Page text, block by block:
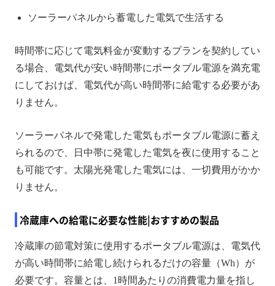
ソーラーパネルから蓄電した電気で生活する
時間帯に応じて電気料金が変動するプランを契約してい
る場合、電気代が安い時間帯にポータブル電源を満充電
にしておけば、電気代が高い時間帯に給電する必要があ
りません。
ソーラーパネルで発電した電気もポータブル電源に蓄え
られるので、日中帯に発電した電気を夜に使用すること
も可能です。太陽光発電した電気には、一切費用がかか
りません。
冷蔵庫への給電に必要な性能|おすすめの製品
冷蔵庫の節電対策に使用するポータブル電源は、電気代
が高い時間帯に給電し続けられるだけの容量（Wh）が
必要です。容量とは、1時間あたりの消費電力量を指し